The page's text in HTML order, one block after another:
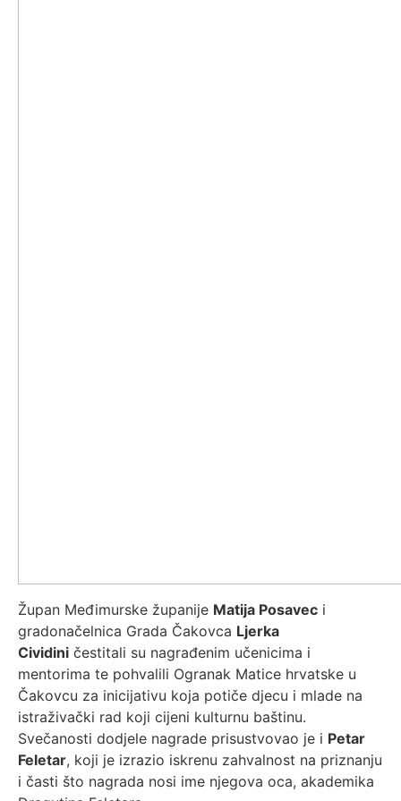
Župan Međimurske županije Matija Posavec i
gradonačelnica Grada Čakovca Ljerka
Cividini čestitali su nagrađenim učenicima i
mentorima te pohvalili Ogranak Matice hrvatske u
Čakovcu za inicijativu koja potiče djecu i mlade na
istraživački rad koji cijeni kulturnu baštinu.
Svečanosti dodjele nagrade prisustvovao je i Petar
Feletar, koji je izrazio iskrenu zahvalnost na priznanju
i časti što nagrada nosi ime njegova oca, akademika